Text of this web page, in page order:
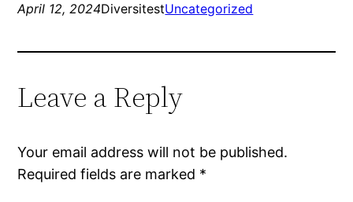
April 12, 2024DiversitestUncategorized
Leave a Reply
Your email address will not be published.
Required fields are marked *